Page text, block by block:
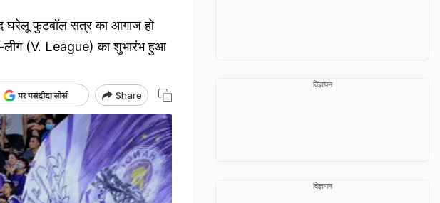
घरेलू फुटबॉल सत्र का आगाज हो
लीग (V. League) का शुभारंभ हुआ
Share
विज्ञापन
विज्ञापन